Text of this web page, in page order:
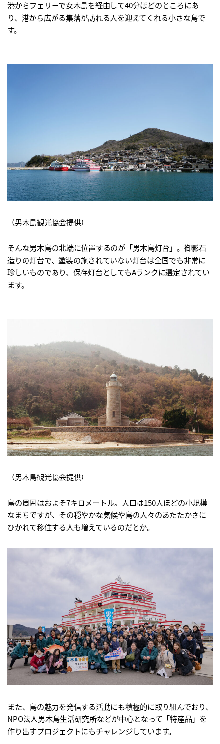
港からフェリーで女木島を経由して40分ほどのところにあ
り、港から広がる集落が訪れる人を迎えてくれる小さな島で
す。
（男木島観光協会提供）
そんな男木島の北端に位置するのが「男木島灯台」。御影石
造りの灯台で、塗装の施されていない灯台は全国でも非常に
珍しいものであり、保存灯台としてもAランクに選定されてい
ます。
（男木島観光協会提供）
島の周囲はおよそ7キロメートル。人口は150人ほどの小規模
なまちですが、その穏やかな気候や島の人々のあたたかさに
ひかれて移住する人も増えているのだとか。
また、島の魅力を発信する活動にも積極的に取り組んでおり、
NPO法人男木島生活研究所などが中心となって「特産品」を
作り出すプロジェクトにもチャレンジしています。